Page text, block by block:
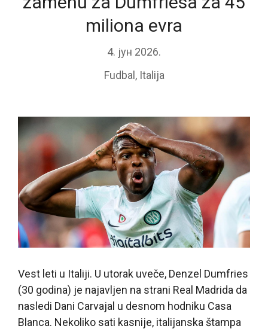
miliona evra
4. јун 2026.
Fudbal , Italija
Vest leti u Italiji. U utorak uveče, Denzel Dumfries
(30 godina) je najavljen na strani Real Madrida da
nasledi Dani Carvajal u desnom hodniku Casa
Blanca. Nekoliko sati kasnije, italijanska štampa